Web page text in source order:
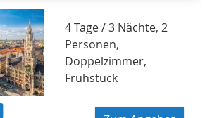
4 Tage / 3 Nächte, 2
Personen,
Doppelzimmer,
Frühstück